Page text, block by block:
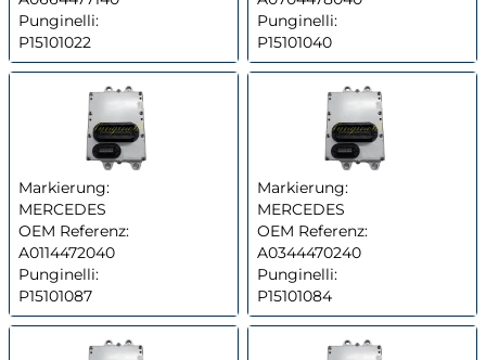
Punginelli:
P15101022
Punginelli:
P15101040
Markierung:
MERCEDES
OEM Referenz:
A0114472040
Punginelli:
P15101087
Markierung:
MERCEDES
OEM Referenz:
A0344470240
Punginelli:
P15101084